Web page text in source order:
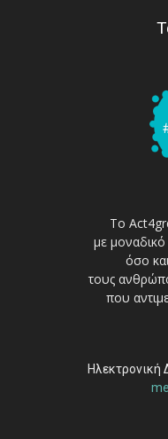
Το
με
όσο
τους
που
Ηλεκτρονική